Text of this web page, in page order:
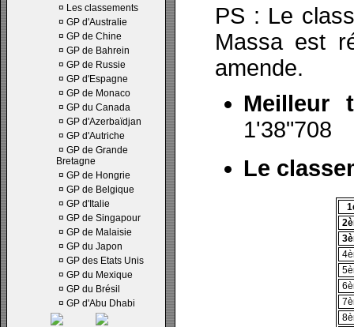
¤ Les classements
¤ GP d'Australie
¤ GP de Chine
¤ GP de Bahrein
¤ GP de Russie
¤ GP d'Espagne
¤ GP de Monaco
¤ GP du Canada
¤ GP d'Azerbaïdjan
¤ GP d'Autriche
¤ GP de Grande
Bretagne
¤ GP de Hongrie
¤ GP de Belgique
¤ GP d'Italie
¤ GP de Singapour
¤ GP de Malaisie
¤ GP du Japon
¤ GP des Etats Unis
¤ GP du Mexique
¤ GP du Brésil
¤ GP d'Abu Dhabi
PS : Le
Massa est
amende.
Meilleur
1'38"708
Le